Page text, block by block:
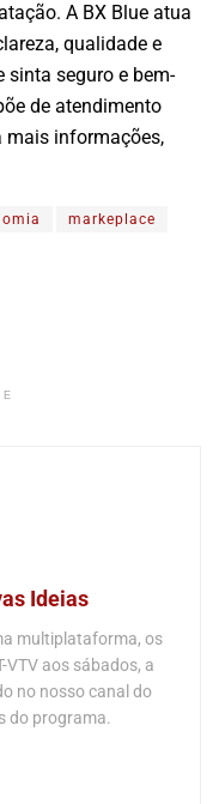
A BX Blue atua
qualidade e
sinta seguro e bem-
de atendimento
mais informações,
markeplace
Ideias
multiplataforma, os
aos sábados, a
no nosso canal do
do programa.